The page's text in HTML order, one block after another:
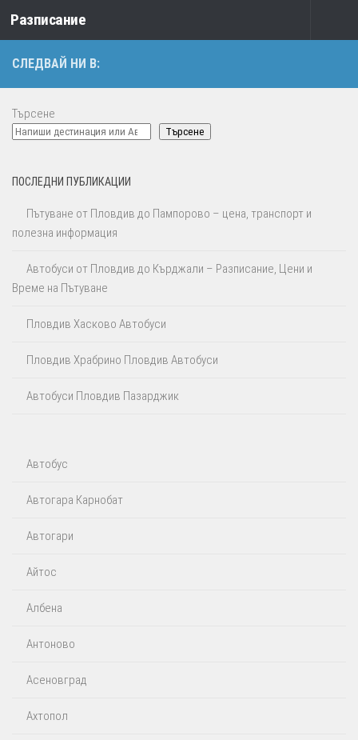
Към съдържанието
Разписание
СЛЕДВАЙ НИ В:
Търсене
Търсене
ПОСЛЕДНИ ПУБЛИКАЦИИ
Пътуване от Пловдив до Пампорово – цена, транспорт и
полезна информация
Автобуси от Пловдив до Кърджали – Разписание, Цени и
Време на Пътуване
Пловдив Хасково Автобуси
Пловдив Храбрино Пловдив Автобуси
Автобуси Пловдив Пазарджик
Автобус
Автогара Карнобат
Автогари
Айтос‎
Албена
Антоново
Асеновград
Ахтопол